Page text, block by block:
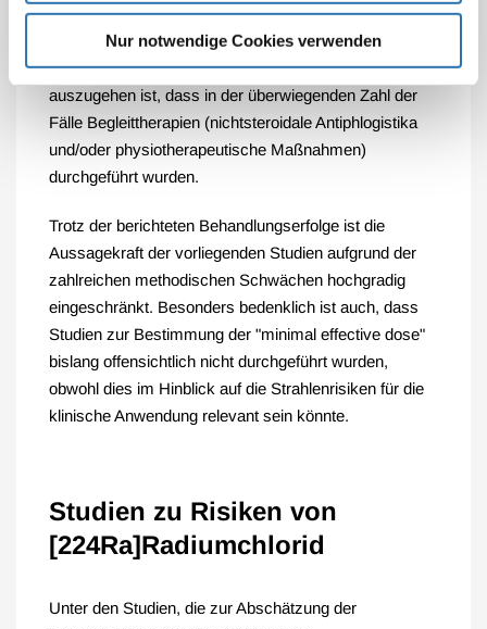
Nur notwendige Cookies verwenden
Die mögliche Wirkung von Begleittherapien wird nur in
wenigen Studien überhaupt thematisiert, in keiner
jedoch hinreichend kontrolliert, obwohl davon
auszugehen ist, dass in der überwiegenden Zahl der
Fälle Begleittherapien (nichtsteroidale Antiphlogistika
und/oder physiotherapeutische Maßnahmen)
durchgeführt wurden.
Trotz der berichteten Behandlungserfolge ist die
Aussagekraft der vorliegenden Studien aufgrund der
zahlreichen methodischen Schwächen hochgradig
eingeschränkt. Besonders bedenklich ist auch, dass
Studien zur Bestimmung der "minimal effective dose"
bislang offensichtlich nicht durchgeführt wurden,
obwohl dies im Hinblick auf die Strahlenrisiken für die
klinische Anwendung relevant sein könnte.
Studien zu Risiken von
[224Ra]Radiumchlorid
Unter den Studien, die zur Abschätzung der